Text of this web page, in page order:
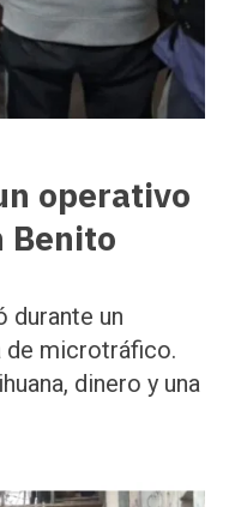
operativo
Benito
durante un
de microtráfico.
dinero y una